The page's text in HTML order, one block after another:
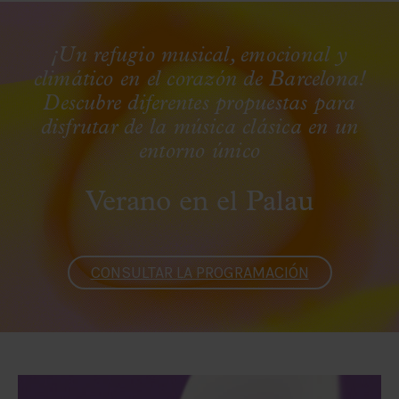
¡Un refugio musical, emocional y
climático en el corazón de Barcelona!
Descubre diferentes propuestas para
disfrutar de la música clásica en un
entorno único
Verano en el Palau
CONSULTAR LA PROGRAMACIÓN